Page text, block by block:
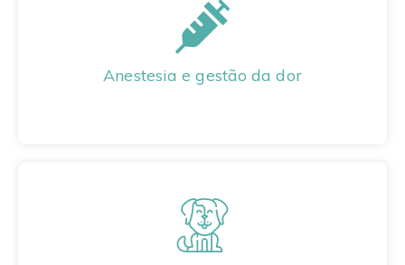
Anestesia e gestão da dor